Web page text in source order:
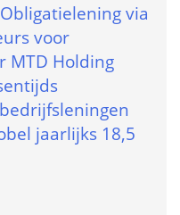
via
voor
MTD Holding
jaarlijks 18,5